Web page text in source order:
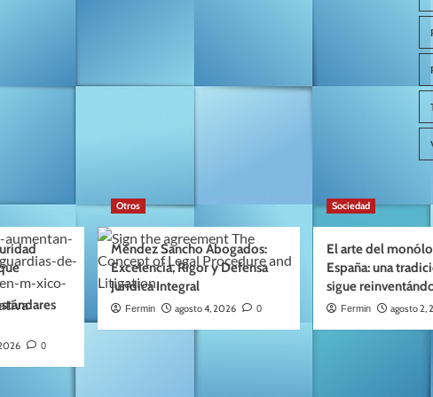
0
Otros
Méndez Sancho Abogados:
Excelencia, Rigor y Defensa
Jurídica Integral
Fermin agosto 4, 2026 0
Sociedad
El arte del
España: una
sigue
Fermin agosto 2,